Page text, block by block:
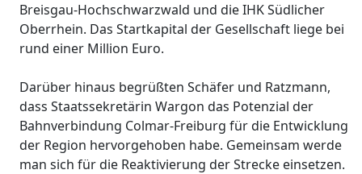
Breisgau-Hochschwarzwald und die IHK Südlicher
Oberrhein. Das Startkapital der Gesellschaft liege bei
rund einer Million Euro.
Darüber hinaus begrüßten Schäfer und Ratzmann,
dass Staatssekretärin Wargon das Potenzial der
Bahnverbindung Colmar-Freiburg für die Entwicklung
der Region hervorgehoben habe. Gemeinsam werde
man sich für die Reaktivierung der Strecke einsetzen.